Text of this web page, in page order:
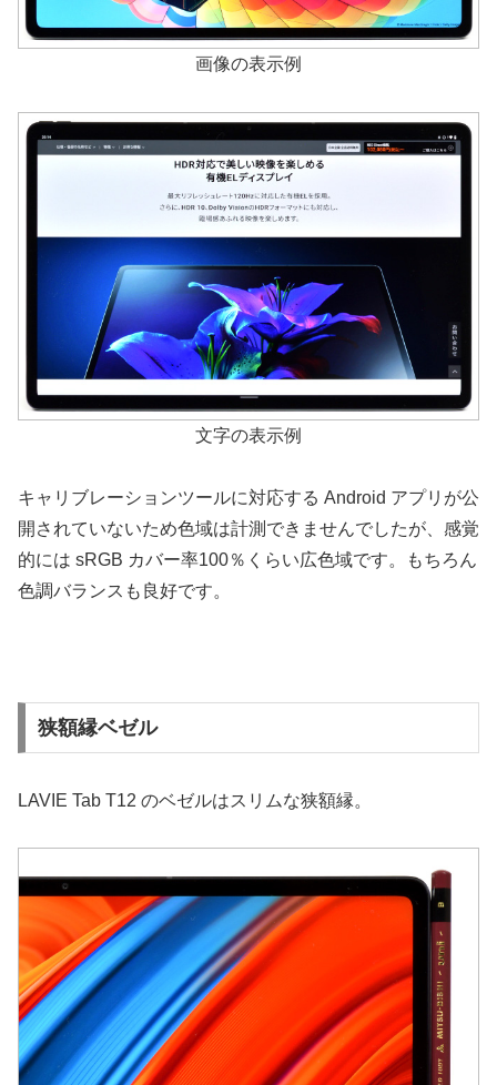
画像の表示例
文字の表示例
キャリブレーションツールに対応する Android アプリが公
開されていないため色域は計測できませんでしたが、感覚
的には sRGB カバー率100％くらい広色域です。もちろん
色調バランスも良好です。
狭額縁ベゼル
LAVIE Tab T12 のベゼルはスリムな狭額縁。